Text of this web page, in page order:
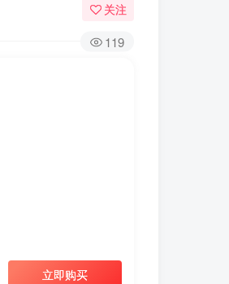
关注
119
立即购买